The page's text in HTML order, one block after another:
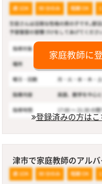
家庭教師に
登録済みの方は
津市で家庭教師のアル